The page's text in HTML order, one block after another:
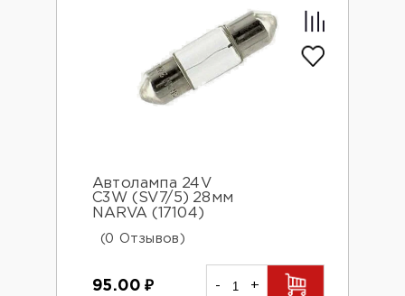
Автолампа 24V
С3W (SV7/5) 28мм
NARVA (17104)
(0 Отзывов)
95.00 ₽ - +